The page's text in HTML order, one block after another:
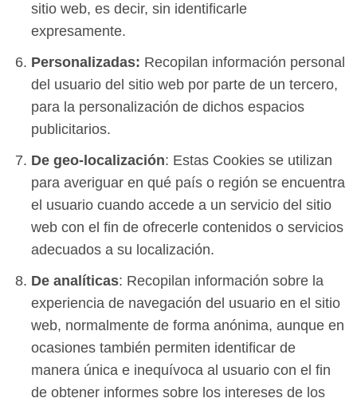
sitio web, es decir, sin identificarle
expresamente.
Personalizadas: Recopilan información personal
del usuario del sitio web por parte de un tercero,
para la personalización de dichos espacios
publicitarios.
De geo-localización: Estas Cookies se utilizan
para averiguar en qué país o región se encuentra
el usuario cuando accede a un servicio del sitio
web con el fin de ofrecerle contenidos o servicios
adecuados a su localización.
De analíticas: Recopilan información sobre la
experiencia de navegación del usuario en el sitio
web, normalmente de forma anónima, aunque en
ocasiones también permiten identificar de
manera única e inequívoca al usuario con el fin
de obtener informes sobre los intereses de los